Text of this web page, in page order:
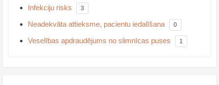
Infekciju risks 3
Neadekvāta attieksme, pacientu iedalīšana 0
Veselības apdraudējums no slimnīcas puses 1